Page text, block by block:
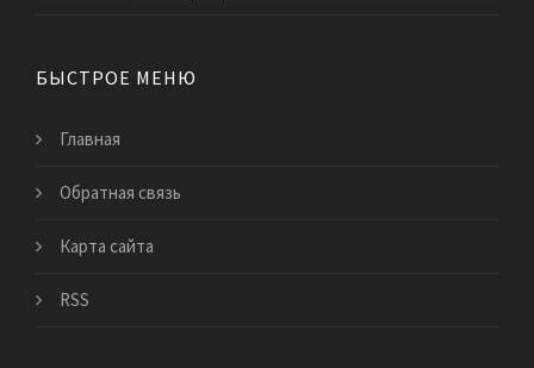
БЫСТРОЕ МЕНЮ
Главная
Обратная связь
Карта сайта
RSS